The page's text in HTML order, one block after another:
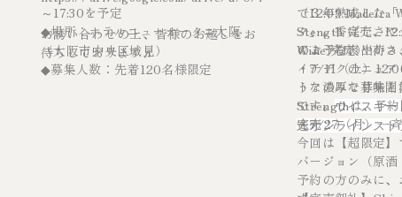
～ 17:30を予定
◆場所：ホテルニューオータニ大阪
（大阪市中央区城見）
◆募集人数：先着120名様限定
お誘い合わせの上、皆様のお越しをお
待ちしております♬
（12:09 Madeira
Stength 完売、
Wine 完売）
で３年熟成した
ク」。香ばしさ
のような爽やか
イチヂクのニュ
うな濃厚な甘味
です。ウイスキ
造オンラインスト
≪ご予約、出荷
・7/11（土）
トアのみで募集
Strengthは、予
完売！）
・7/27（月）一
今回は【超限定
バージョン（原
予約の方のみに